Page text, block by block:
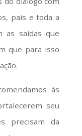
pais e toda a
as saídas que
que para isso
às
seu
precisam da